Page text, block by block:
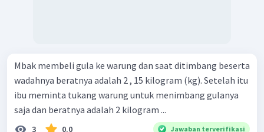
Mbak membeli gula ke warung dan saat ditimbang beserta
wadahnya beratnya adalah 2 , 15 kilogram (kg). Setelah itu
ibu meminta tukang warung untuk menimbang gulanya
saja dan beratnya adalah 2 kilogram ...
3 0.0 Jawaban terverifikasi